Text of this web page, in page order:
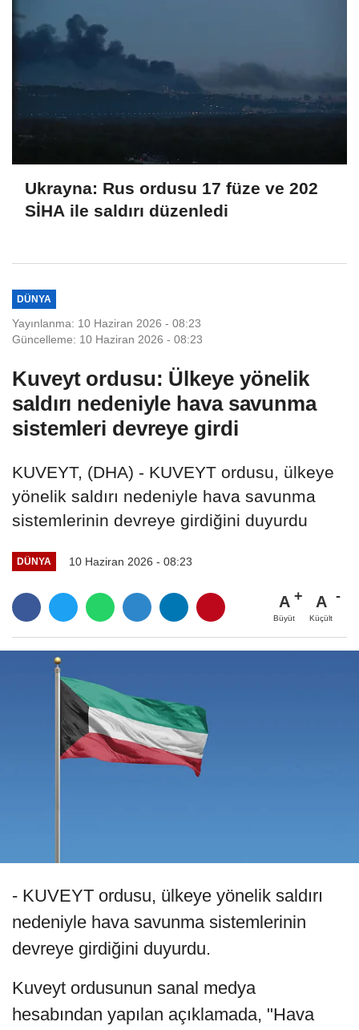
Ukrayna: Rus ordusu 17 füze ve 202
SİHA ile saldırı düzenledi
DÜNYA
Yayınlanma: 10 Haziran 2026 - 08:23
Güncelleme: 10 Haziran 2026 - 08:23
Kuveyt ordusu: Ülkeye yönelik
saldırı nedeniyle hava savunma
sistemleri devreye girdi
KUVEYT, (DHA) - KUVEYT ordusu, ülkeye
yönelik saldırı nedeniyle hava savunma
sistemlerinin devreye girdiğini duyurdu
DÜNYA 10 Haziran 2026 - 08:23
A
Büyüt
A
Küçült
- KUVEYT ordusu, ülkeye yönelik saldırı
nedeniyle hava savunma sistemlerinin
devreye girdiğini duyurdu.
Kuveyt ordusunun sanal medya
hesabından yapılan açıklamada, "Hava